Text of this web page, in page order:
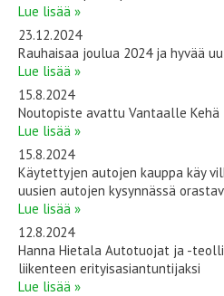
Lue lisää »
23.12.2024
Rauhaisaa joulua 2024 ja hyvää
Lue lisää »
15.8.2024
Noutopiste avattu Vantaalle Kehä
Lue lisää »
15.8.2024
Käytettyjen autojen kauppa käy
uusien autojen kysynnässä
Lue lisää »
12.8.2024
Hanna Hietala Autotuojat ja -
liikenteen erityisasiantuntijaksi
Lue lisää »